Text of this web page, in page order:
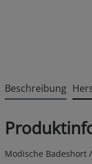
Beschreibung
Modische Badeshort /